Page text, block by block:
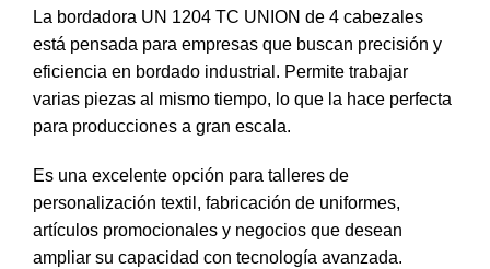
La bordadora UN 1204 TC UNION de 4 cabezales
está pensada para empresas que buscan precisión y
eficiencia en bordado industrial. Permite trabajar
varias piezas al mismo tiempo, lo que la hace perfecta
para producciones a gran escala.
Es una excelente opción para talleres de
personalización textil, fabricación de uniformes,
artículos promocionales y negocios que desean
ampliar su capacidad con tecnología avanzada.